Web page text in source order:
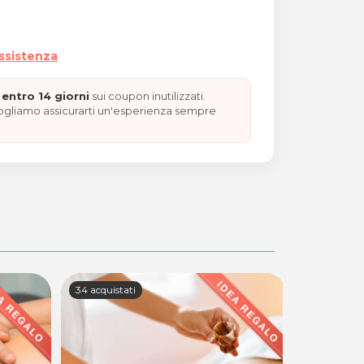
14 giorni sui coupon inutilizzati.
assicurarti un'esperienza sempre
34 acquistati